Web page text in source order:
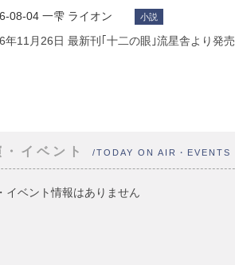
08-04 一雫 ライオン 小説
年11月26日 最新刊｢十二の眼｣流星舎より発売
イベント /TODAY ON AIR・EVENTS
イベント情報はありません